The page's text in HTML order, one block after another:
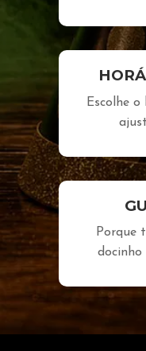
Escolhe
Porque
docinho